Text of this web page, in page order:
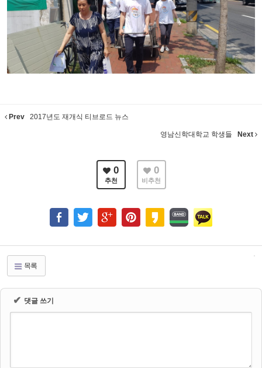
Prev 2017년도 재개식 티브로드 뉴스
영남신학대학교 학생들 Next
0
추천
0
비추천
목록
✔ 댓글 쓰기